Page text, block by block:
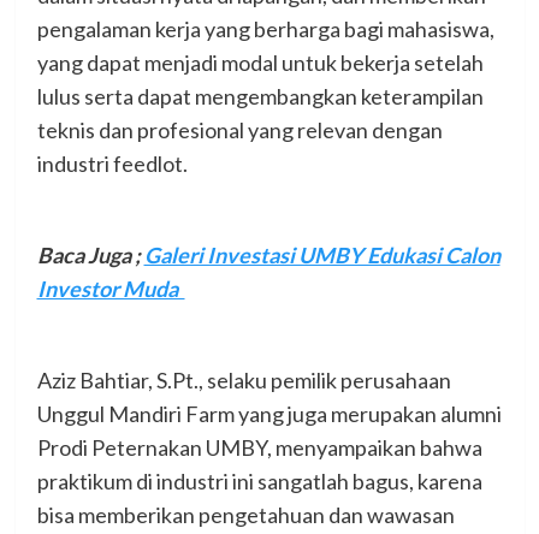
pengalaman kerja yang berharga bagi mahasiswa,
yang dapat menjadi modal untuk bekerja setelah
lulus serta dapat mengembangkan keterampilan
teknis dan profesional yang relevan dengan
industri feedlot.
Baca Juga ;Galeri Investasi UMBY Edukasi Calon
Investor Muda
Aziz Bahtiar, S.Pt., selaku pemilik perusahaan
Unggul Mandiri Farm yang juga merupakan alumni
Prodi Peternakan UMBY, menyampaikan bahwa
praktikum di industri ini sangatlah bagus, karena
bisa memberikan pengetahuan dan wawasan